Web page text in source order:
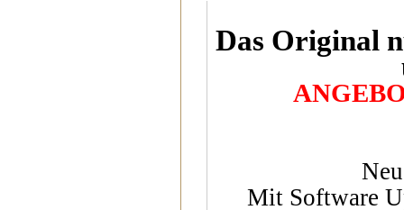
Das Original
Mit Software